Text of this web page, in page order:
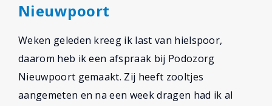
Nieuwpoort
Weken geleden kreeg ik last van hielspoor,
daarom heb ik een afspraak bij Podozorg
Nieuwpoort gemaakt. Zij heeft zooltjes
aangemeten en na een week dragen had ik al